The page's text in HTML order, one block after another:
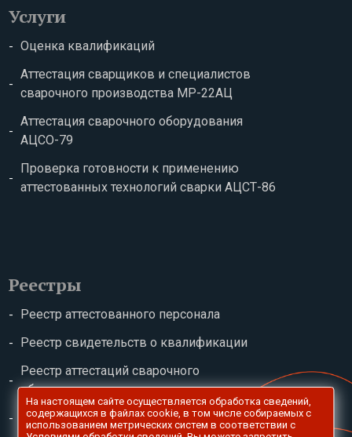
Услуги
Оценка квалификаций
Аттестация сварщиков и специалистов
сварочного производства МР-22АЦ
Аттестация сварочного оборудования
АЦСО-79
Проверка готовности к применению
аттестованных технологий сварки АЦСТ-86
Реестры
Реестр аттестованного персонала
Реестр свидетельств о квалификации
Реестр аттестаций сварочного
оборудования
Реестр сварочных технологий
На настоящем сайте осуществляется обработка сведений,
содержащихся в файлах сookie, в том числе собираемых с
использованием метрических систем в соответствии с